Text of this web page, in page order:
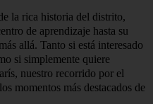
la rica historia del distrito,
de aprendizaje hasta su
allá. Tanto si está interesado
si simplemente quiere
nuestro recorrido por el
momentos más destacados de